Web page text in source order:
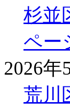
杉並
ペー
2026年
荒川